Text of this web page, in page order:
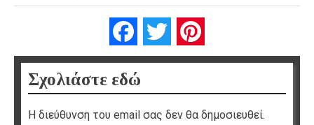
FacebookTwitter
Σχολιάστε εδώ
Η διεύθυνση του email σας δεν θα δημοσιευθεί.